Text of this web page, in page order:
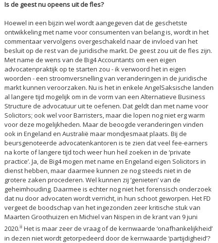
Is de geest nu opeens uit de fles?
Hoewel in een bijzin wel wordt aangegeven dat de geschetste
ontwikkeling met name voor consumenten van belang is, wordt in het
commentaar vervolgens overgeschakeld naar de invloed van het
besluit op de rest van de juridische markt. De geest zou uit de fles zijn.
Met name de wens van de Big4 Accountants om een eigen
advocatenpraktijk op te starten zou - ik verwoord het in eigen
woorden - een stroomversnelling van veranderingen in de juridische
markt kunnen veroorzaken. Nu is het in enkele AngelSaksische landen
al langere tijd mogelijk om in de vorm van een Alternatieve Business
Structure de advocatuur uit te oefenen. Dat geldt dan met name voor
Solicitors; ook wel voor Barristers, maar die lopen nog niet erg warm
voor deze mogelijkheden. Maar de beoogde veranderingen vinden
ook in Engeland en Australië maar mondjesmaat plaats. Bij de
beursgenoteerde advocatenkantoren is te zien dat veel fee-earners
na korte of langere tijd toch weer hun heil zoeken in de ‘private
practice’. Ja, de Big4 mogen met name en Engeland eigen Solicitors in
dienst hebben, maar daarmee kunnen ze nog steeds niet in de
grotere zaken procederen. Wel kunnen zij ‘genieten’ van de
geheimhouding. Daarmee is echter nog niet het forensisch onderzoek
dat nu door advocaten wordt verricht, in hun schoot geworpen. Het FD
vergeet de boodschap van het ingezonden zeer kritische stuk van
Maarten Groothuizen en Michiel van Nispen in de krant van 9 juni
2020.ii Het is maar zeer de vraag of de kernwaarde ‘onafhankelijkheid’
in dezen niet wordt getorpedeerd door de kernwaarde ‘partijdigheid’?